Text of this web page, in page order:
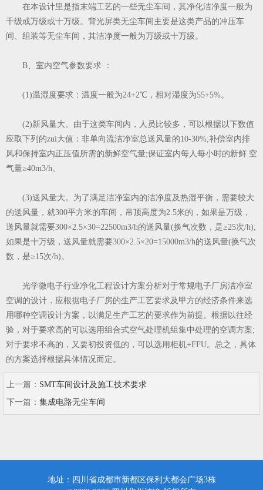
在本设计里是指末端工艺的一些无尘车间，其净化洁净度一般为
千级或万级或十万级。背光屏类无尘车间主要是这类产品的冲压车
间、组装等无尘车间，其洁净度一般为万级或十万级。
B、室内空气参数要求 ：
(1)温湿度要求：温度一般为24+2℃，相对湿度为55+5%。
(2)新风量大。由于这类车间内，人员比较多，可以根据以下数值
应取下列的zui大值：非单向流洁净室总送风量的10-30%;补偿室内排
风和保持室内正压值所需的新鲜空气量;保证室内每人每小时的新鲜 空
气量≥40m3/h。
(3)送风量大。为了满足洁净室内的洁净度及热湿平衡，需要较大
的送风量，就300平方米的车间，吊顶高度为2.5米的，如果是万级，
送风量就需要300×2.5×30=22500m3/h的送风量(换气次数，是≥25次/h);
如果是十万级，送风量就需要300×2.5×20=15000m3/h的送风量(换气次
数，是≥15次/h)。
光学微电子行业净化工程设计方案分析对于常规电子厂房洁净室
空调的设计，应根据电子厂房的生产工艺要求及甲方的经济条件来选
用哪种空调设计方案，以满足生产工艺的要求作为前提。根据以往经
验，对于要求高的可以选用组合式空气处理机组集中处理的空调方案;
对于要求不高的，又要初投资低的，可以选用柜机+FFU。总之，具体
的方案选择根据具体情况而定。
上一篇： SMT车间设计及施工技术要求
下一篇： 集成电路无尘车间
地址：四川省成都市新都区保利大都会广场3栋